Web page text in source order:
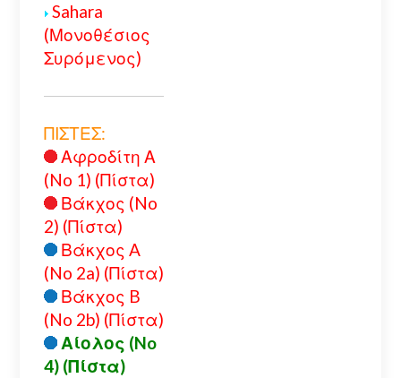
Sahara
(Μονοθέσιος
Συρόμενος)
ΠΙΣΤΕΣ:
Αφροδίτη Α
(No 1) (Πίστα)
Βάκχος (No
2) (Πίστα)
Βάκχος A
(No 2a) (Πίστα)
Βάκχος B
(No 2b) (Πίστα)
Αίολος (No
4) (Πίστα)